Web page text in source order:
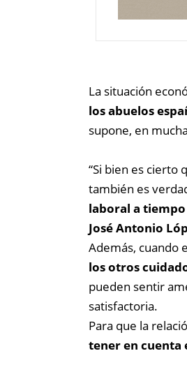
La situación
los abuelos
supone, en
“Si bien es cierto
también es
laboral a
José Antonio
Además, cuando
los otros
pueden sentir
satisfactoria.
Para que la
tener en cuenta